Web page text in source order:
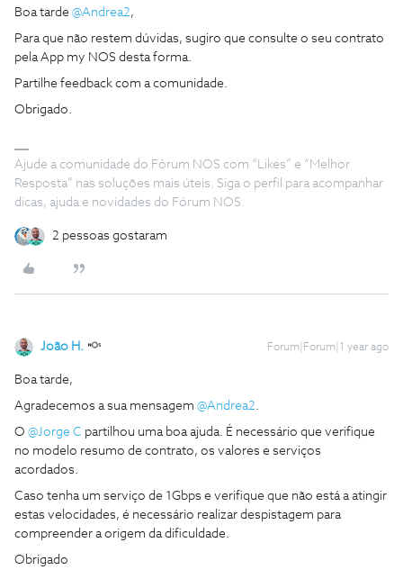
Boa tarde ​ @Andrea2,
Para que não restem dúvidas, sugiro que consulte o seu contrato
pela App my NOS desta forma.
Partilhe feedback com a comunidade.
Obrigado.
Ajude a comunidade do Fórum NOS com “Likes” e “Melhor
Resposta” nas soluções mais úteis. Siga o perfil para acompanhar
dicas, ajuda e novidades do Fórum NOS.
2 pessoas gostaram
João H. Forum|Forum|1 year ago
Boa tarde,
Agradecemos a sua mensagem ​ @Andrea2.
O ​ @Jorge C partilhou uma boa ajuda. É necessário que verifique
no modelo resumo de contrato, os valores e serviços
acordados.
Caso tenha um serviço de 1Gbps e verifique que não está a atingir
estas velocidades, é necessário realizar despistagem para
compreender a origem da dificuldade.
Obrigado